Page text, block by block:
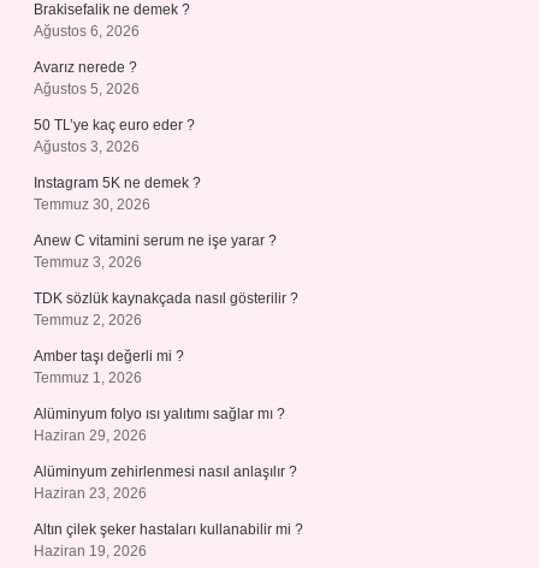
Brakisefalik ne demek ?
Ağustos 6, 2026
Avarız nerede ?
Ağustos 5, 2026
50 TL’ye kaç euro eder ?
Ağustos 3, 2026
Instagram 5K ne demek ?
Temmuz 30, 2026
Anew C vitamini serum ne işe yarar ?
Temmuz 3, 2026
TDK sözlük kaynakçada nasıl gösterilir ?
Temmuz 2, 2026
Amber taşı değerli mi ?
Temmuz 1, 2026
Alüminyum folyo ısı yalıtımı sağlar mı ?
Haziran 29, 2026
Alüminyum zehirlenmesi nasıl anlaşılır ?
Haziran 23, 2026
Altın çilek şeker hastaları kullanabilir mi ?
Haziran 19, 2026